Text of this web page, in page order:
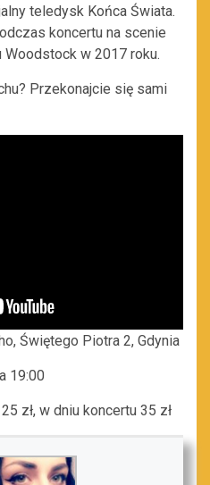
teledysk Końca Świata.
koncertu na scenie
Woodstock w 2017 roku.
Przekonajcie się sami
Świętego Piotra 2, Gdynia
19:00
25 zł, w dniu koncertu 35 zł